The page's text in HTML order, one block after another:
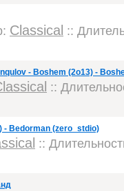
Classical ::
- Boshem (2o13) -
::
- Bedorman (zero_stdio)
::